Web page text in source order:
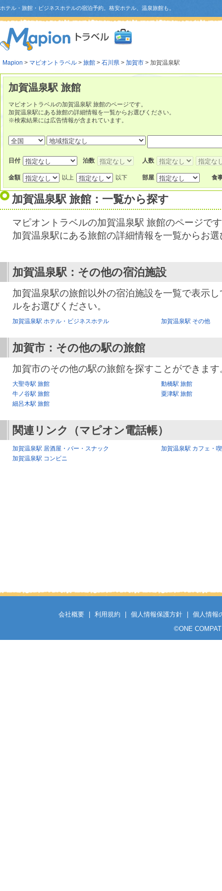
ホテル・旅館・ビジネスホテルの宿泊予約。格安ホテル、温泉旅館も。
Mapion > マピオントラベル > 旅館 > 石川県 > 加賀市 > 加賀温泉駅
加賀温泉駅 旅館
マピオントラベルの加賀温泉駅 旅館のページです。
加賀温泉駅にある旅館の詳細情報を一覧からお選びください。
※検索結果には広告情報が含まれています。
日付 泊数 人数
金額 以上 以下 部屋 食
加賀温泉駅 旅館：一覧から探す
マピオントラベルの加賀温泉駅 旅館のページで
加賀温泉駅にある旅館の詳細情報を一覧からお
加賀温泉駅：その他の宿泊施設
加賀温泉駅の旅館以外の宿泊施設を一覧で表示
ルをお選びください。
加賀温泉駅 ホテル・ビジネスホテル 加賀温泉駅 その他
加賀市：その他の駅の旅館
加賀市のその他の駅の旅館を探すことができます
大聖寺駅 旅館
動橋駅 旅館
牛ノ谷駅 旅館
粟津駅 旅館
細呂木駅 旅館
関連リンク（マピオン電話帳）
加賀温泉駅 居酒屋・バー・スナック
加賀温泉駅 カフェ・
加賀温泉駅 コンビニ
会社概要 利用規約 個人情報保護方針
個人情報
©ONE